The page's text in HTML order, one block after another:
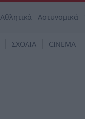
Αθλητικά Αστυνομικά
ΣΧΟΛΙΑ CINEMA